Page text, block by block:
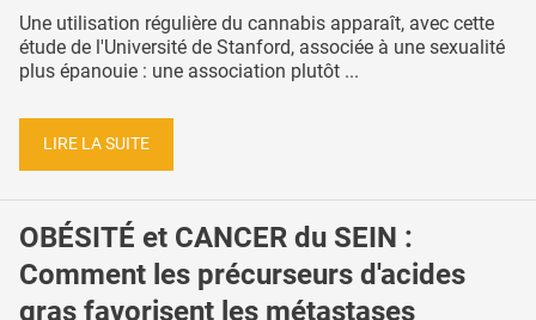
Une utilisation régulière du cannabis apparaît, avec cette
étude de l'Université de Stanford, associée à une sexualité
plus épanouie : une association plutôt ...
LIRE LA SUITE
OBÉSITÉ et CANCER du SEIN :
Comment les précurseurs d'acides
gras favorisent les métastases